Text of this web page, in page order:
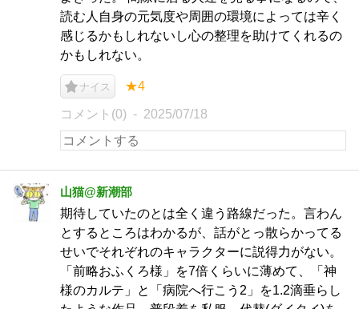
読む人自身の元気度や周囲の環境によっては辛く
感じるかもしれないし心の整理を助けてくれるの
かもしれない。
ナイス ★4
コメント(0) 2025/07/18
山猫@新潮部
期待していたのとは全く違う路線だった。言わん
とするところはわかるが、話がとっ散らかってる
せいでそれぞれのキャラクターに説得力がない。
「前略おふくろ様」を7倍くらいに薄めて、「神
様のカルテ」と「病院へ行こう2」を1.2滴垂らし